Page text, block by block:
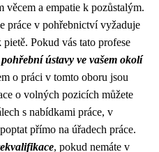
a empatie k pozůstalým.
práce v pohřebnictví vyžaduje
Pokud vás tato profese
ústavy ve vašem okolí
o práci v tomto oboru jsou
o volných pozicích můžete
s nabídkami práce, v
přímo na úřadech práce.
, pokud nemáte v